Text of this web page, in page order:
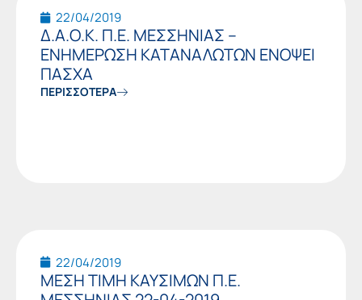
22/04/2019
Δ.Α.Ο.Κ. Π.Ε. ΜΕΣΣΗΝΙΑΣ –
ΕΝΗΜΕΡΩΣΗ ΚΑΤΑΝΑΛΩΤΩΝ ΕΝΟΨΕΙ
ΠΑΣΧΑ
ΠΕΡΙΣΣΟΤΕΡΑ
22/04/2019
ΜΕΣΗ ΤΙΜΗ ΚΑΥΣΙΜΩΝ Π.Ε.